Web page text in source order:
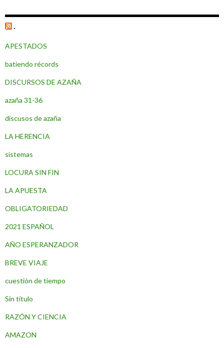
.
APESTADOS
batiendo récords
DISCURSOS DE AZAÑA
azaña 31-36
discusos de azaña
LA HERENCIA
sistemas
LOCURA SIN FIN
LA APUESTA
OBLIGATORIEDAD
2021 ESPAÑOL
AÑO ESPERANZADOR
BREVE VIAJE
cuestión de tiempo
Sin título
RAZÓN Y CIENCIA
AMAZON